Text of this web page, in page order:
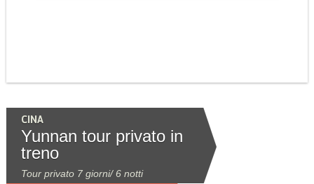
CINA
Yunnan tour privato in
treno
Tour privato 7 giorni/ 6 notti